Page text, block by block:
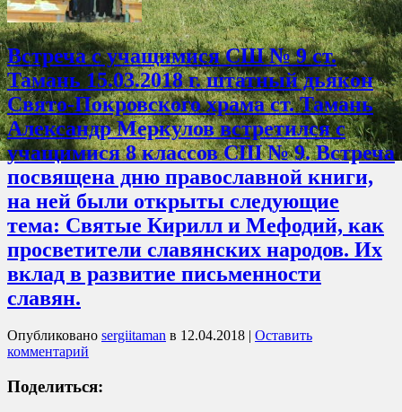
Встреча с учащимися СШ № 9 ст.
Тамань 15.03.2018 г. штатный дьякон
Свято-Покровского храма ст. Тамань
Александр Меркулов встретился с
учащимися 8 классов СШ № 9. Встреча
посвящена дню православной книги,
на ней были открыты следующие
тема: Святые Кирилл и Мефодий, как
просветители славянских народов. Их
вклад в развитие письменности
славян.
Опубликовано sergiitaman в 12.04.2018
Оставить
комментарий
Поделиться: